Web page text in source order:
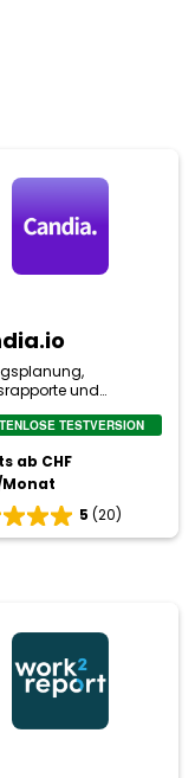
und
TESTVERSION
ab CHF
Monat
5 (20)